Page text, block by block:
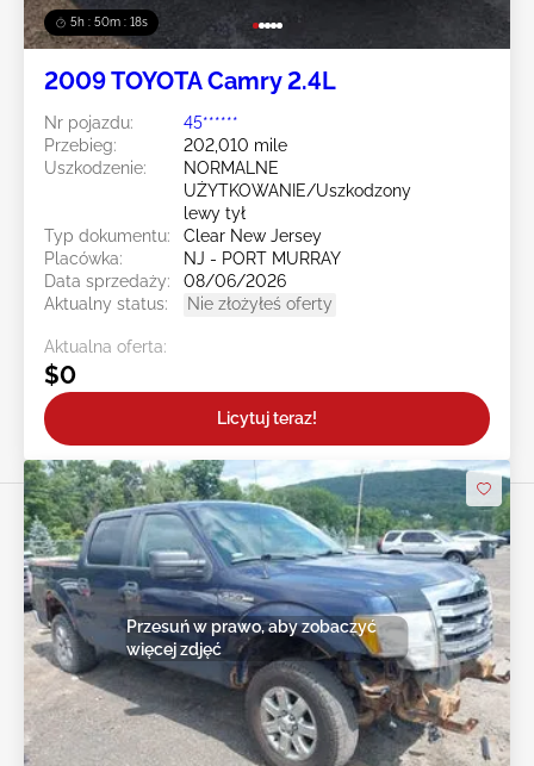
5h : 50m : 16s
2009 TOYOTA Camry 2.4L
Nr pojazdu:
45******
Przebieg:
202,010 mile
Uszkodzenie:
NORMALNE
UŻYTKOWANIE/Uszkodzony
lewy tył
Typ dokumentu:
Clear New Jersey
Placówka:
NJ - PORT MURRAY
Data sprzedaży:
08/06/2026
Aktualny status:
Nie złożyłeś oferty
Aktualna oferta:
$0
Licytuj teraz!
Przesuń w prawo, aby zobaczyć
więcej zdjęć